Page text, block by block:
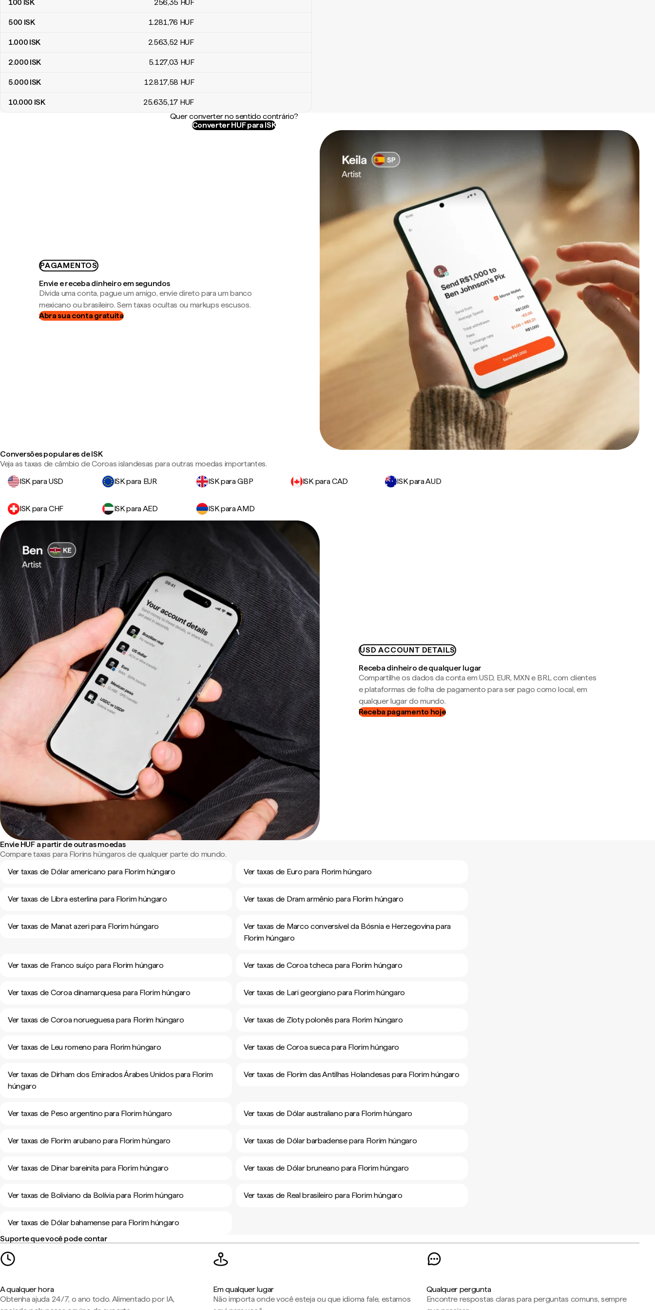
100 ISK 256,35 HUF
500 ISK 1.281,76 HUF
1.000 ISK 2.563,52 HUF
2.000 ISK 5.127,03 HUF
5.000 ISK 12.817,58 HUF
10.000 ISK 25.635,17 HUF
Quer converter no sentido contrário?
Converter HUF para ISK
PAGAMENTOS
Envie e receba dinheiro em segundos
Divida uma conta, pague um amigo, envie direto para um banco
mexicano ou brasileiro. Sem taxas ocultas ou markups escusos.
Abra sua conta gratuita
Conversões populares de ISK
Veja as taxas de câmbio de Coroas islandesas para outras moedas importantes.
ISK para USD
ISK para EUR ISK para GBP ISK para CAD ISK para AUD
ISK para CHF ISK para AED ISK para AMD
USD ACCOUNT DETAILS
Receba dinheiro de qualquer lugar
Compartilhe os dados da conta em USD, EUR, MXN e BRL com clientes
e plataformas de folha de pagamento para ser pago como local, em
qualquer lugar do mundo.
Receba pagamento hoje
Envie HUF a partir de outras moedas
Compare taxas para Florins húngaros de qualquer parte do mundo.
Ver taxas de Dólar americano para Florim húngaro
Ver taxas de Euro para Florim húngaro
Ver taxas de Libra esterlina para Florim húngaro Ver taxas de Dram armênio para Florim húngaro
Ver taxas de Manat azeri para Florim húngaro
Ver taxas de Marco conversível da Bósnia e Herzegovina para
Florim húngaro
Ver taxas de Franco suíço para Florim húngaro Ver taxas de Coroa tcheca para Florim húngaro
Ver taxas de Coroa dinamarquesa para Florim húngaro Ver taxas de Lari georgiano para Florim húngaro
Ver taxas de Coroa norueguesa para Florim húngaro Ver taxas de Zloty polonês para Florim húngaro
Ver taxas de Leu romeno para Florim húngaro Ver taxas de Coroa sueca para Florim húngaro
Ver taxas de Dirham dos Emirados Árabes Unidos para Florim
húngaro
Ver taxas de Florim das Antilhas Holandesas para Florim húngaro
Ver taxas de Peso argentino para Florim húngaro Ver taxas de Dólar australiano para Florim húngaro
Ver taxas de Florim arubano para Florim húngaro Ver taxas de Dólar barbadense para Florim húngaro
Ver taxas de Dinar bareinita para Florim húngaro Ver taxas de Dólar bruneano para Florim húngaro
Ver taxas de Boliviano da Bolívia para Florim húngaro Ver taxas de Real brasileiro para Florim húngaro
Ver taxas de Dólar bahamense para Florim húngaro
Suporte que você pode contar
A qualquer hora
Obtenha ajuda 24/7, o ano todo. Alimentado por IA,
Em qualquer lugar
Não importa onde você esteja ou que idioma fale, estamos
Qualquer pergunta
Encontre respostas claras para perguntas comuns, sempre